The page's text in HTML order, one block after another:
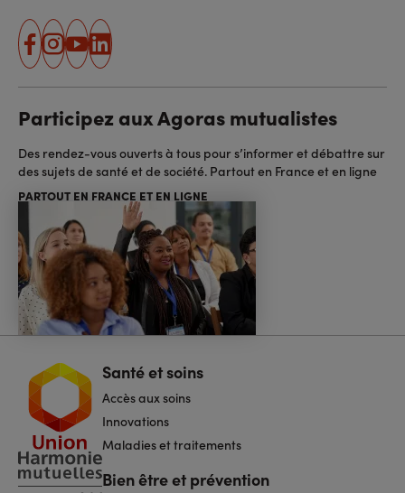
facebook
instagram
youtube
linkedin
Participez aux Agoras mutualistes
Des rendez-vous ouverts à tous pour s’informer et débattre sur
des sujets de santé et de société. Partout en France et en ligne
PARTOUT EN FRANCE ET EN LIGNE
Navigation
pied
de
page
Santé et soins
Accès aux soins
Innovations
Maladies et traitements
Bien être et prévention